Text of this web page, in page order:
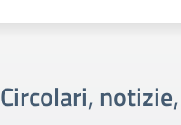
Circolari,